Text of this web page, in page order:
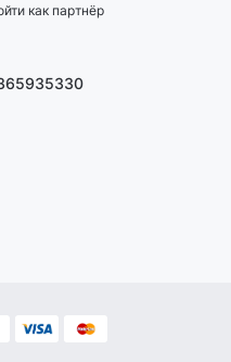
как партнёр